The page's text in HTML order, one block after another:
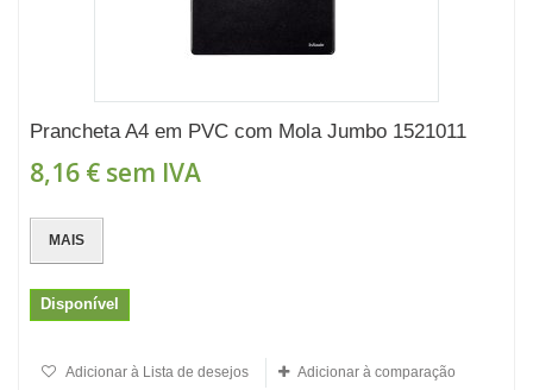
Prancheta A4 em PVC com Mola Jumbo 1521011
8,16 € sem IVA
MAIS
Disponível
Adicionar à Lista de desejos Adicionar à comparação